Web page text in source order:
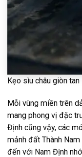
Kẹo sìu châu giòn tan
Mỗi vùng miền trên
mang phong vị đặc
Định cũng vậy, các
mảnh đất Thành
đến với Nam Định